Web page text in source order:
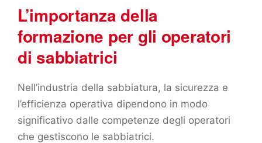
L’importanza della
formazione per gli operatori
di sabbiatrici
Nell’industria della sabbiatura, la sicurezza e
l’efficienza operativa dipendono in modo
significativo dalle competenze degli operatori
che gestiscono le sabbiatrici.